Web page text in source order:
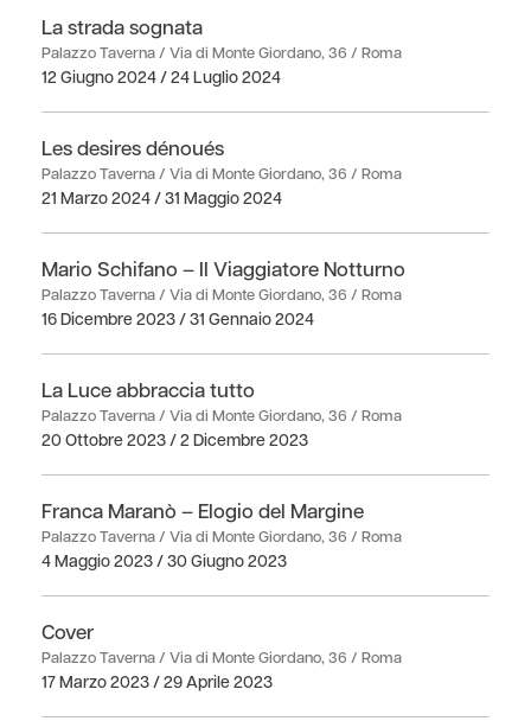
La strada sognata
Palazzo Taverna / Via di Monte Giordano, 36 / Roma
12 Giugno 2024 / 24 Luglio 2024
Les desires dénoués
Palazzo Taverna / Via di Monte Giordano, 36 / Roma
21 Marzo 2024 / 31 Maggio 2024
Mario Schifano – Il Viaggiatore Notturno
Palazzo Taverna / Via di Monte Giordano, 36 / Roma
16 Dicembre 2023 / 31 Gennaio 2024
La Luce abbraccia tutto
Palazzo Taverna / Via di Monte Giordano, 36 / Roma
20 Ottobre 2023 / 2 Dicembre 2023
Franca Maranò – Elogio del Margine
Palazzo Taverna / Via di Monte Giordano, 36 / Roma
4 Maggio 2023 / 30 Giugno 2023
Cover
Palazzo Taverna / Via di Monte Giordano, 36 / Roma
17 Marzo 2023 / 29 Aprile 2023